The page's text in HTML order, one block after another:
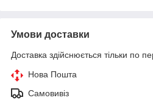
Умови доставки
Доставка здійснюється тільки по
Нова Пошта
Самовивіз